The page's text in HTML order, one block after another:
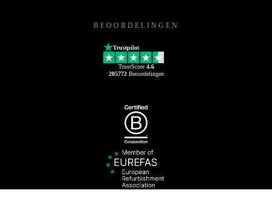
BEOORDELINGEN
Trustpilot
TrustScore 4.6
205772Beoordelingen